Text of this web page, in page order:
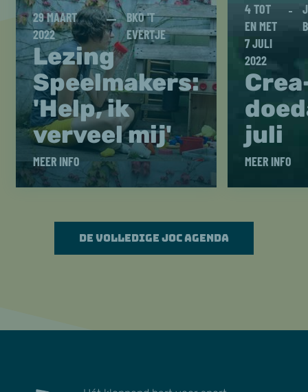
29 MAART
2022
BKO 'T
EVERTJE
Lezing
Speelmakers:
'Help, ik
verveel mij'
MEER INFO
4 TOT
EN MET
7 JULI
2022
juli
MEER INFO
De volledige JOC agenda